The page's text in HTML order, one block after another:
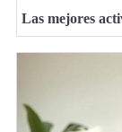
Las mejores